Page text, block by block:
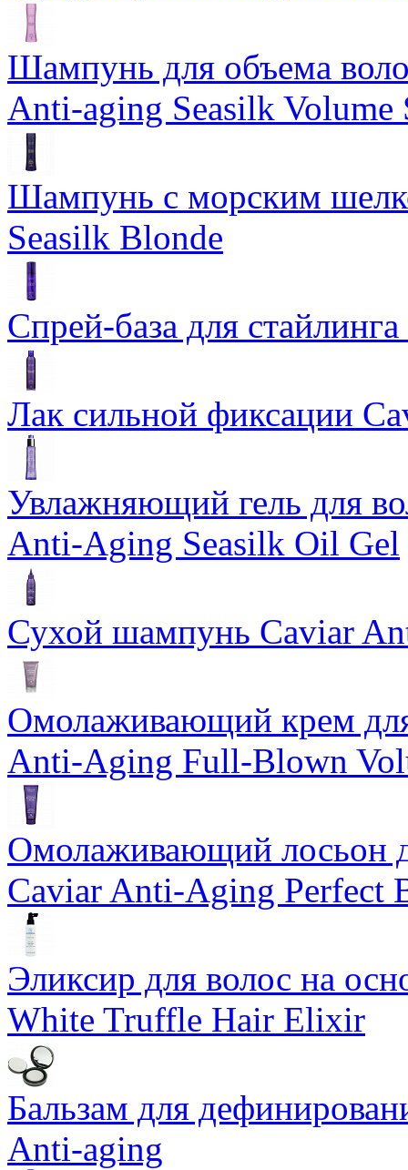
Шампунь для объема
Anti-aging Seasilk Volume
Шампунь с морским
Seasilk Blonde
Спрей-база для
Лак сильной фиксации
Увлажняющий гель для
Anti-Aging Seasilk Oil Gel
Сухой шампунь Caviar
Омолаживающий крем
Anti-Aging Full-Blown
Омолаживающий лосьон
Caviar Anti-Aging Perfect
Эликсир для волос на
White Truffle Hair Elixir
Бальзам для
Anti-aging